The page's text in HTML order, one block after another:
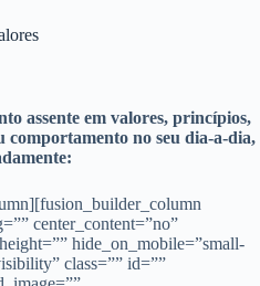
assente em valores, princípios,
comportamento no seu dia-a-dia,
center_content=”no”
hide_on_mobile=”small-
class=”” id=””